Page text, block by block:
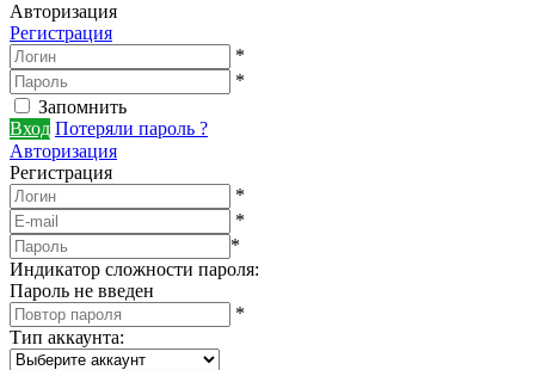
Авторизация
Регистрация
*
*
Запомнить
Вход Потеряли пароль ?
Авторизация
Регистрация
*
*
*
Индикатор сложности пароля:
Пароль не введен
*
Тип аккаунта: